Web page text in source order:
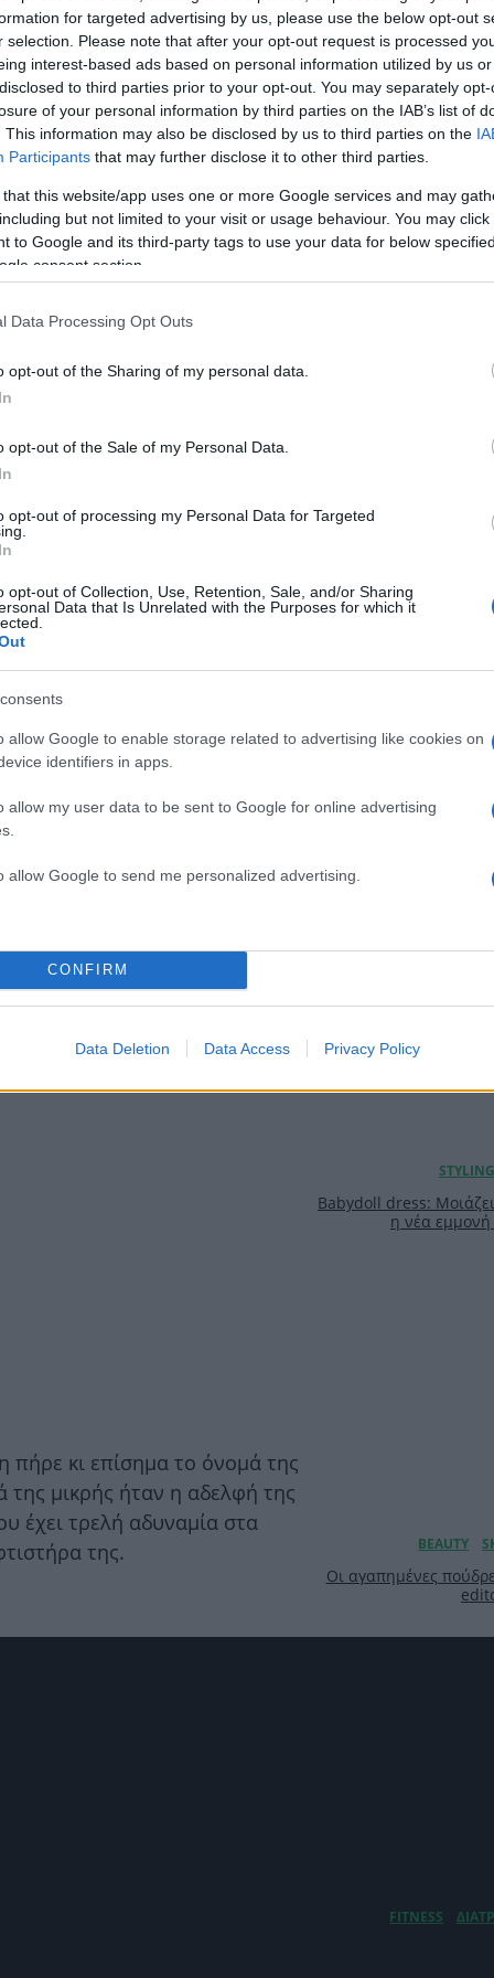
for targeted advertising by us, please use the below opt-out
selection. Please note that after your opt-out request is processed
interest-based ads based on personal information utilized by us
to third parties prior to your opt-out. You may separately
of your personal information by third parties on the IAB’s list of
This information may also be disclosed by us to third parties on the
Participants that may further disclose it to other third parties.
that this website/app uses one or more Google services and may
but not limited to your visit or usage behaviour. You may
to Google and its third-party tags to use your data for below
consent section.
Data Processing Opt Outs
opt-out of the Sharing of my personal data.
opt-out of the Sale of my Personal Data.
opt-out of processing my Personal Data for Targeted
opt-out of Collection, Use, Retention, Sale, and/or Sharing
Data that Is Unrelated with the Purposes for which it
allow Google to enable storage related to advertising like cookies on
identifiers in apps.
allow my user data to be sent to Google for online advertising
allow Google to send me personalized advertising.
CONFIRM
Data Deletion Data Access Privacy Policy
που ανέβασε με τη
κεράκι της τούρτας της. Η
με τον Βασίλη Σπανούλη
ξεχωριστό πάρτι.
θα μπορούσαν να λείπουν και
οικογένειας: ο Θανάσης, ο
πήρε κι επίσημα το όνομά της
μικρής ήταν η αδελφή της
έχει τρελή αδυναμία στα
της.
Babydoll dress:
η νέα
Οι αγαπημένες